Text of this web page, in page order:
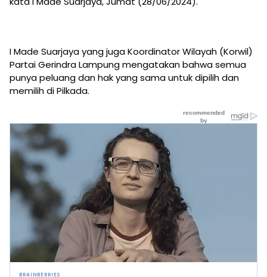
I Made Suarjaya yang juga Koordinator Wilayah (Korwil)
Partai Gerindra Lampung mengatakan bahwa semua
punya peluang dan hak yang sama untuk dipilih dan
memilih di Pilkada.